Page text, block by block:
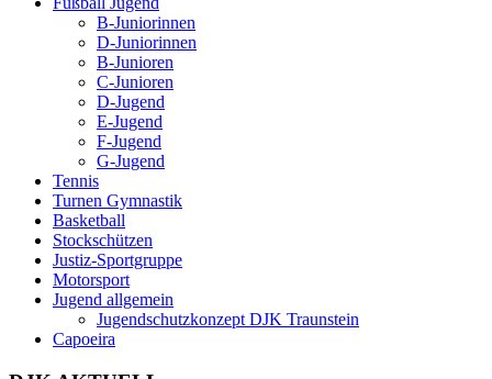
B-Juniorinnen
D-Juniorinnen
B-Junioren
C-Junioren
D-Jugend
E-Jugend
F-Jugend
G-Jugend
Tennis
Turnen Gymnastik
Basketball
Stockschützen
Justiz-Sportgruppe
Motorsport
Jugend allgemein
Jugendschutzkonzept DJK Traunstein
Capoeira